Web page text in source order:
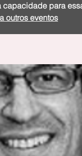
capacidade para
outros eventos